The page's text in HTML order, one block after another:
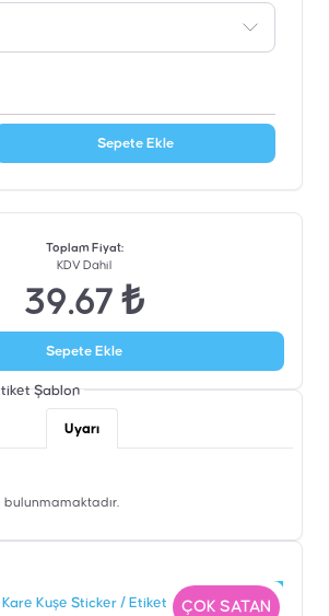
Sepete Ekle
Toplam Fiyat:
KDV Dahil
39.67 ₺
Sepete Ekle
Şablon
Uyarı
bulunmamaktadır.
ÇOK SATAN
Kare Kuşe Sticker / Etiket